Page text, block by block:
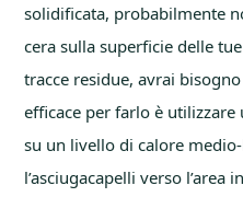
solidificata, probabilmente
cera sulla superficie delle
tracce residue, avrai
efficace per farlo è
su un livello di calore
l’asciugacapelli verso l’area